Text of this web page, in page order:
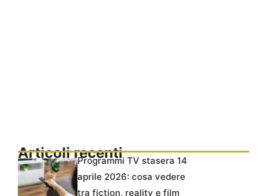
Articoli recentiProgrammi TV stasera 14
aprile 2026: cosa vedere
tra fiction, reality e film